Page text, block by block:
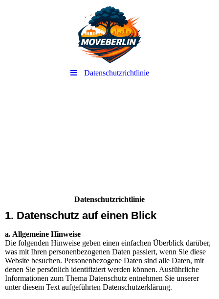
Datenschutzrichtlinie
Datenschutzrichtlinie
1. Datenschutz auf einen Blick
a. Allgemeine Hinweise
Die folgenden Hinweise geben einen einfachen Überblick darüber,
was mit Ihren personenbezogenen Daten passiert, wenn Sie diese
Website besuchen. Personenbezogene Daten sind alle Daten, mit
denen Sie persönlich identifiziert werden können. Ausführliche
Informationen zum Thema Datenschutz entnehmen Sie unserer
unter diesem Text aufgeführten Datenschutzerklärung.